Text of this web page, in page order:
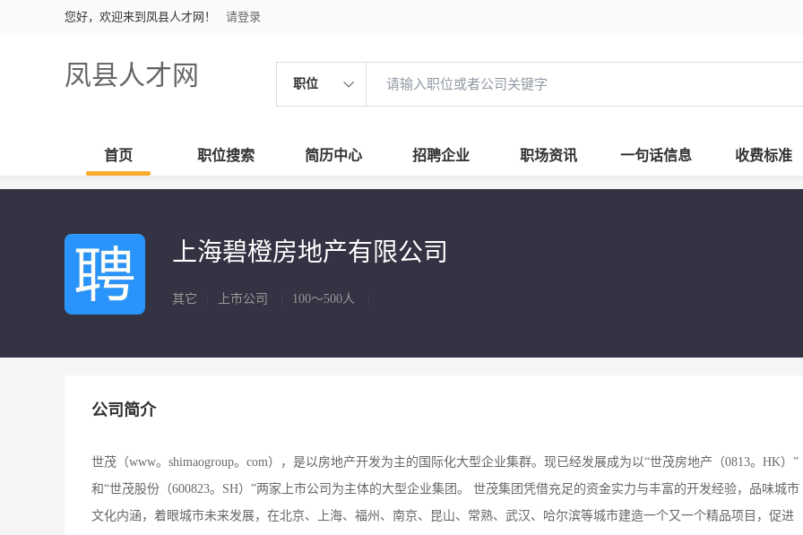
您好，欢迎来到凤县人才网！ 请登录
凤县人才网 职位
首页 职位搜索 简历中心 招聘企业 职场资讯 一句话信息 收费标准
上海碧橙房地产有限公司
其它 上市公司 100～500人
公司简介
世茂（www。shimaogroup。com），是以房地产开发为主的国际化大型企业集群。现已经发展成为以“世茂房地产（0813。HK）”
和“世茂股份（600823。SH）”两家上市公司为主体的大型企业集团。 世茂集团凭借充足的资金实力与丰富的开发经验，品味城市
文化内涵，着眼城市未来发展，在北京、上海、福州、南京、昆山、常熟、武汉、哈尔滨等城市建造一个又一个精品项目，促进